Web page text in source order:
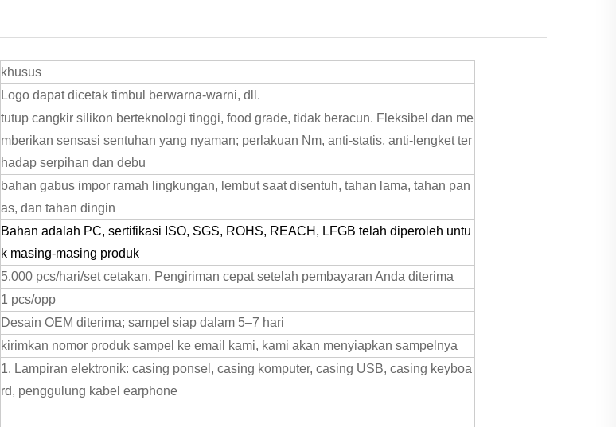
khusus
Logo dapat dicetak timbul berwarna-warni, dll.
tutup cangkir silikon berteknologi tinggi, food grade, tidak beracun. Fleksibel dan me
mberikan sensasi sentuhan yang nyaman; perlakuan Nm, anti-statis, anti-lengket ter
hadap serpihan dan debu
bahan gabus impor ramah lingkungan, lembut saat disentuh, tahan lama, tahan pan
as, dan tahan dingin
Bahan adalah PC, sertifikasi ISO, SGS, ROHS, REACH, LFGB telah diperoleh untu
k masing-masing produk
5.000 pcs/hari/set cetakan. Pengiriman cepat setelah pembayaran Anda diterima
1 pcs/opp
Desain OEM diterima; sampel siap dalam 5–7 hari
kirimkan nomor produk sampel ke email kami, kami akan menyiapkan sampelnya
1. Lampiran elektronik: casing ponsel, casing komputer, casing USB, casing keyboa
rd, penggulung kabel earphone